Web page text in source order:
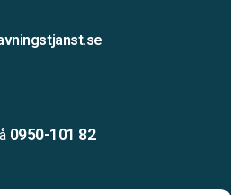
0950-101 82